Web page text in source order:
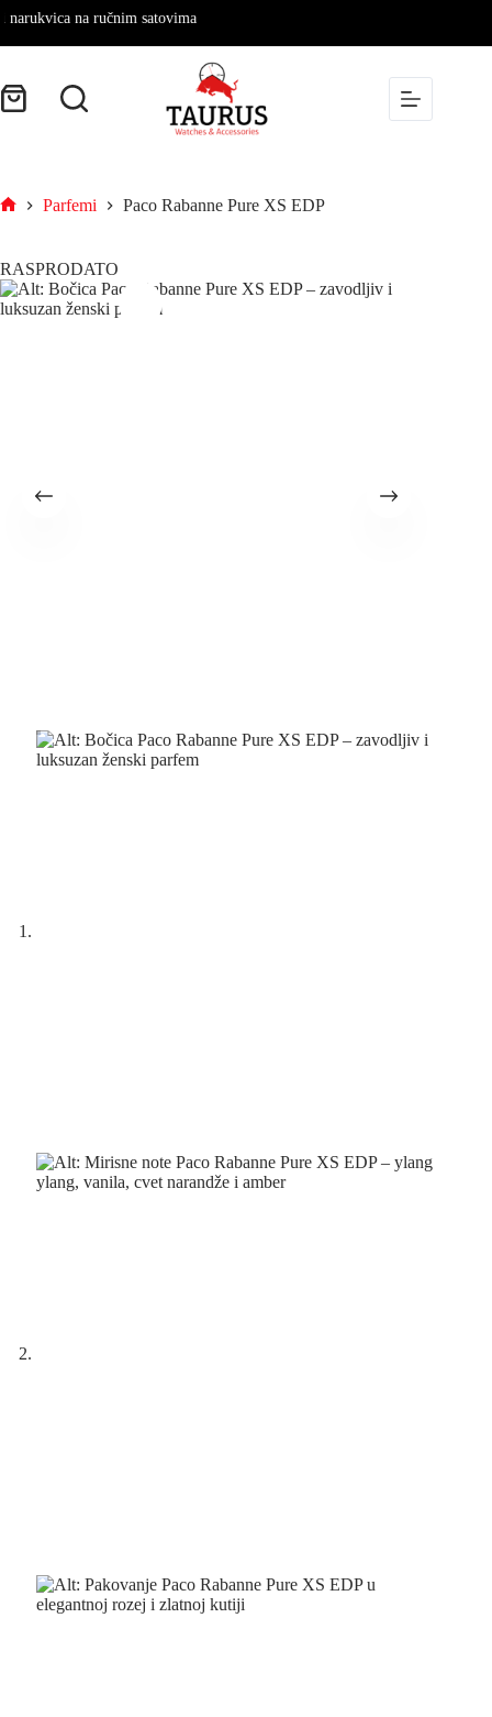
na ručnim satovima
Parfemi Paco Rabanne Pure XS EDP
RASPRODATO